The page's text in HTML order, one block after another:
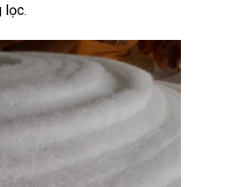
lọc.